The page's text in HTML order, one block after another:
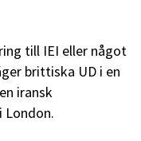
till IEI eller något
brittiska UD i en
iransk
London.